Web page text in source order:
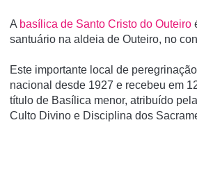
A basí­lica de Santo Cristo do Outeiro
santuário na aldeia de Outeiro, no
Este importante local de
nacional desde 1927 e recebeu em
tí­tulo de Basí­lica menor, atribuí­do
Culto Divino e Disciplina dos